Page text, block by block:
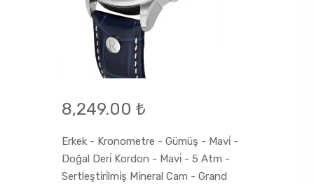
8,249.00 ₺
Erkek - Kronometre - Gümüş - Mavi̇ -
Doğal Deri̇ Kordon - Mavi̇ - 5 Atm -
Sertleşti̇ri̇lmi̇ş Mi̇neral Cam - Grand